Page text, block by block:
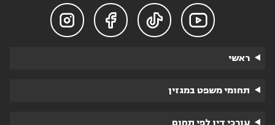




ראשי
תחומי משפט במגזין